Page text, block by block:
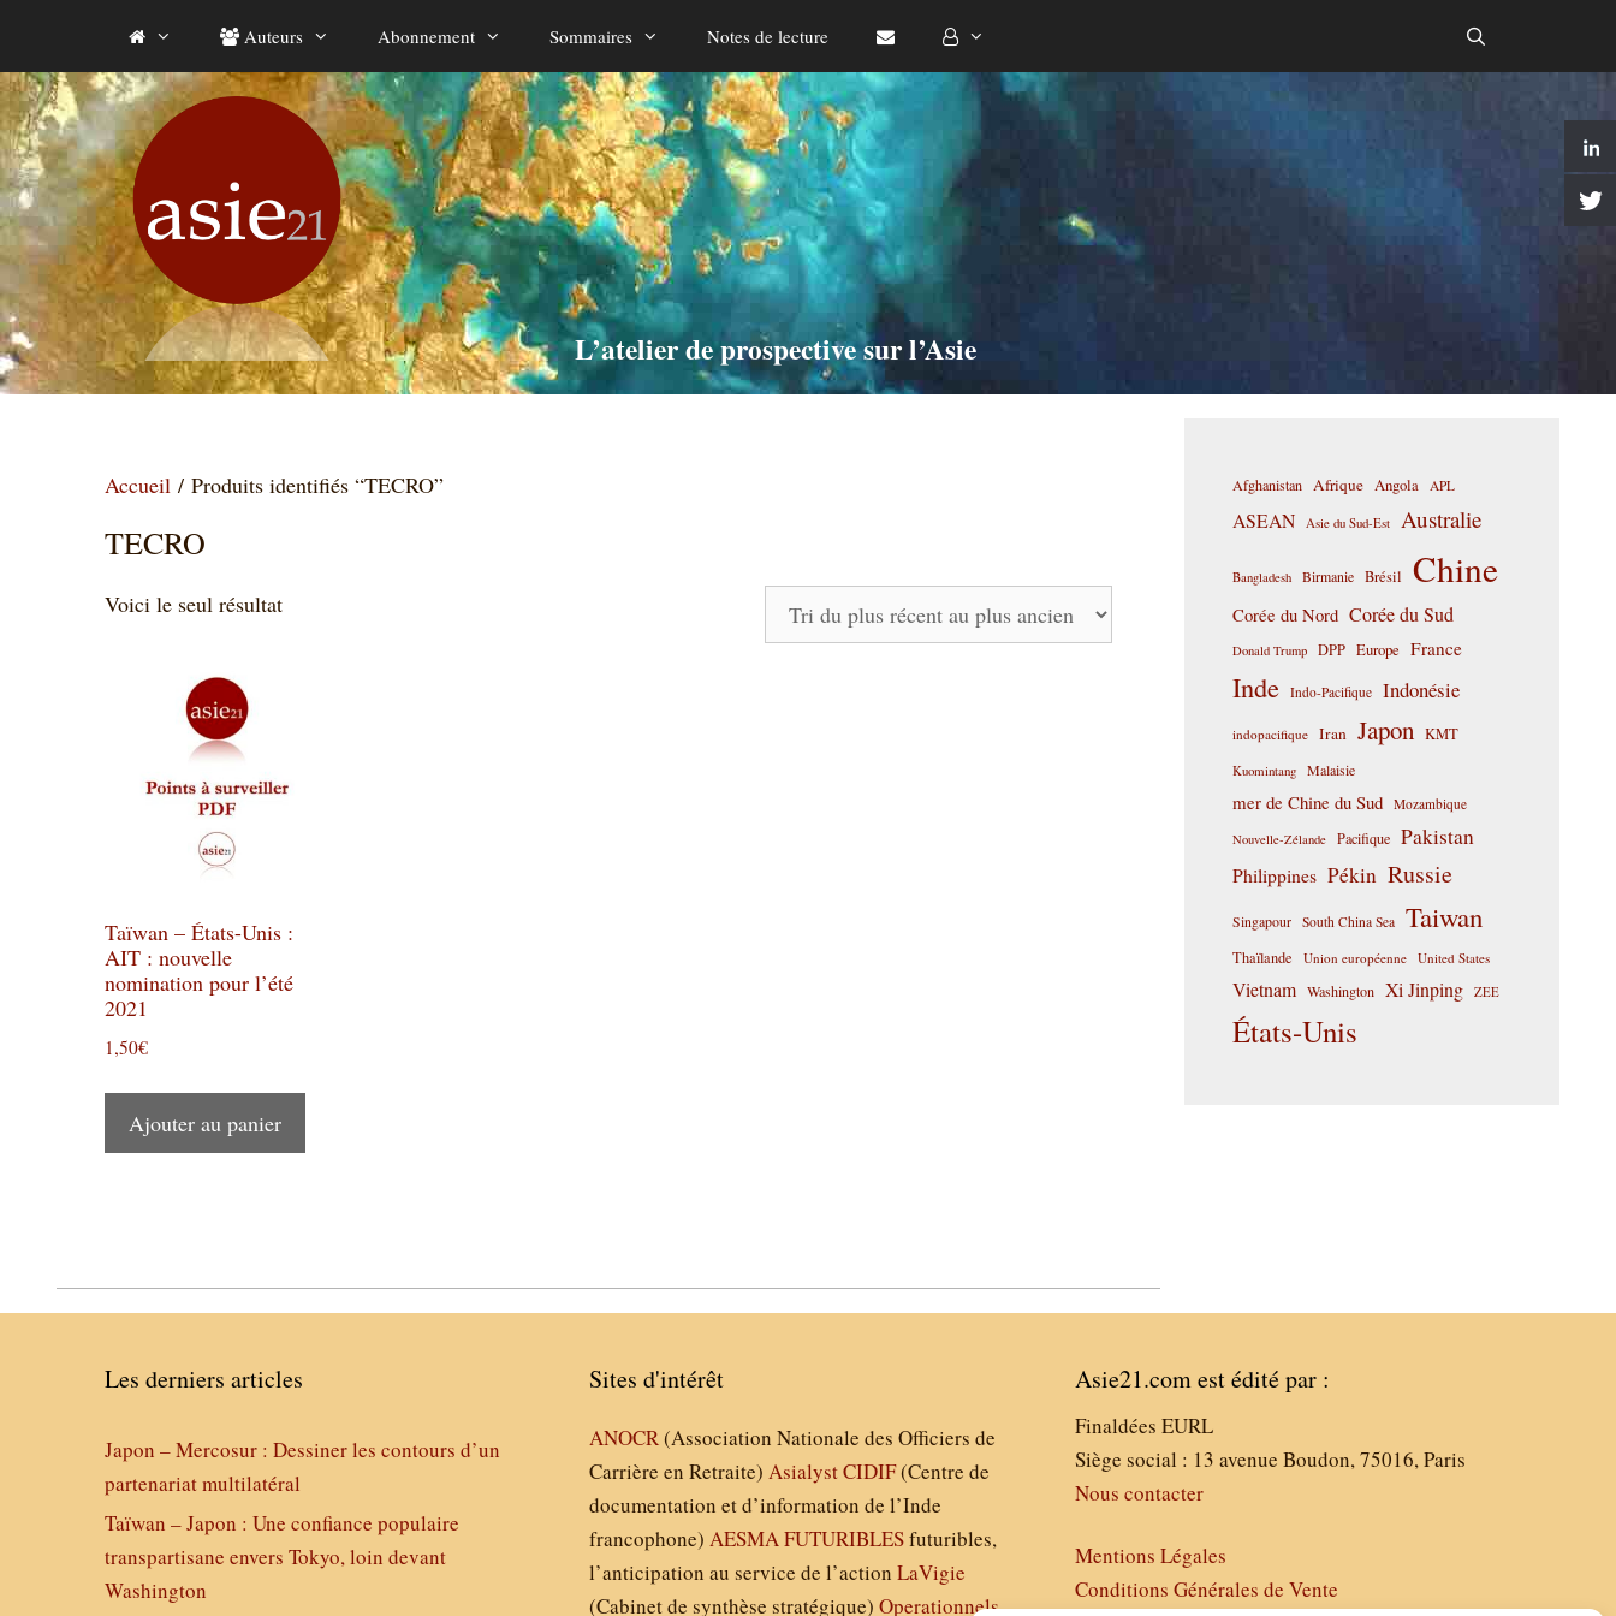
contenu
Auteurs Abonnement Sommaires Notes de lecture
L’atelier de prospective sur l’Asie
Accueil / Produits identifiés “TECRO”
TECRO
Voici le seul résultat
Taïwan – États-Unis :
AIT : nouvelle
nomination pour l’été
2021
1,50€
Ajouter au panier
Afghanistan Afrique Angola APL
ASEAN Asie du Sud-Est Australie
Bangladesh Birmanie Brésil Chine
Corée du Nord Corée du Sud
Donald Trump DPP Europe France
Inde Indo-Pacifique Indonésie
indopacifique Iran Japon KMT
Kuomintang Malaisie
mer de Chine du Sud Mozambique
Nouvelle-Zélande Pacifique Pakistan
Philippines Pékin Russie
Singapour South China Sea Taiwan
Thaïlande Union européenne United States
Vietnam Washington Xi Jinping ZEE
États-Unis
Les derniers articles
Japon – Mercosur : Dessiner les contours d’un
partenariat multilatéral
Taïwan – Japon : Une confiance populaire
transpartisane envers Tokyo, loin devant
Washington
Sites d'intérêt
ANOCR(Association Nationale des Officiers de
Carrière en Retraite)AsialystCIDIF(Centre de
documentation et d’information de l’Inde
francophone)AESMAFUTURIBLESfuturibles,
l’anticipation au service de l’actionLaVigie
(Cabinet de synthèse stratégique)Operationnels
Asie21.com est édité par :
Finaldées EURL
Siège social : 13 avenue Boudon, 75016, Paris
Nous contacter
Mentions Légales
Conditions Générales de Vente